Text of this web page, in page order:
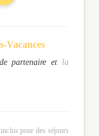
Vacances
partenaire et la
pour des séjours